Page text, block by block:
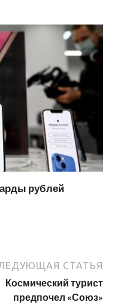
рублей
СТАТЬЯ
Космический турист
предпочел «Союз»